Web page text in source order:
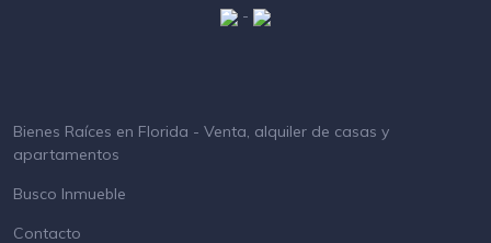
-
Bienes Raíces en Florida - Venta, alquiler de casas y
apartamentos
Busco Inmueble
Contacto